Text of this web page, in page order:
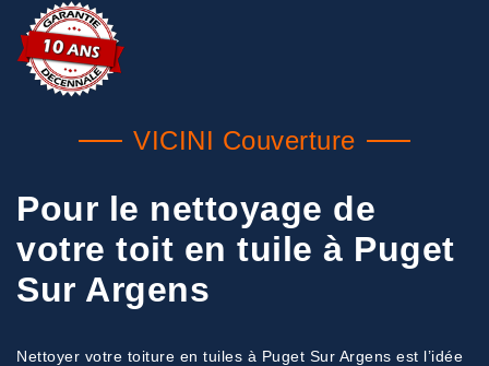
VICINI Couverture
Pour le nettoyage de
votre toit en tuile à Puget
Sur Argens
Nettoyer votre toiture en tuiles à Puget Sur Argens est l’idée